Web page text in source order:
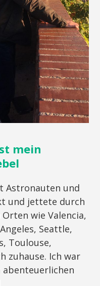
mein
Astronauten und
und jettete durch
wie Valencia,
Seattle,
Toulouse,
zuhause. Ich war
abenteuerlichen